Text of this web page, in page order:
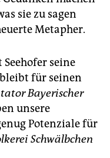
sie zu sagen
Metapher.
Seehofer seine
für seinen
Bayerischer
unsere
Potenziale für
Schwälbchen